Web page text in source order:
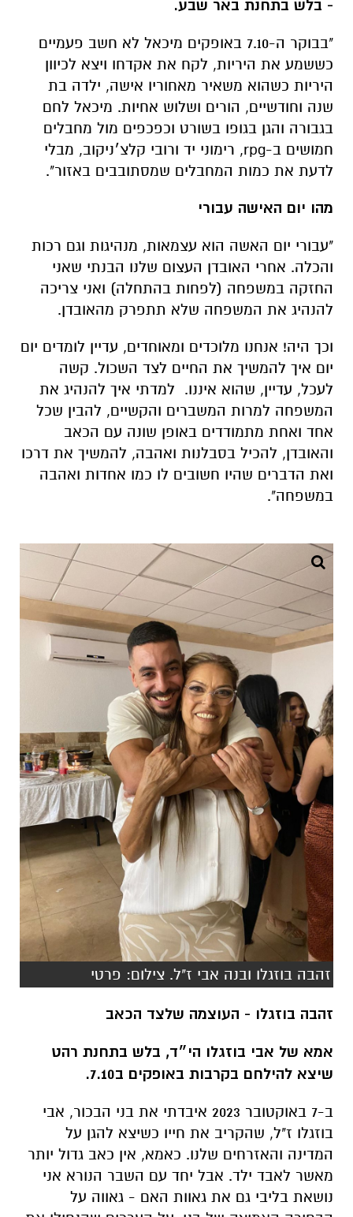
היריות כשהוא משאיר מאחוריו אישה, ילדה בת
בגבורה והגן בגופו בשורט וכפכפים מול מחבלים
חמושים ב-rpg, רימוני יד ורובי קלצ׳ניקוב, מבלי
לדעת את כמות המחבלים שמסתובבים באזור".
מהו יום האישה עבורי
"עבורי יום האשה הוא עצמאות, מנהיגות וגם רכות
החזקה במשפחה (לפחות בהתחלה) ואני צריכה
וכך היה! אנחנו מלוכדים ומאוחדים, עדיין לומדים יום
יום איך להמשיך את החיים לצד השכול. קשה
לעכל, עדיין, שהוא איננו. למדתי איך להנהיג את
אחד ואחת מתמודדים באופן שונה עם הכאב
והאובדן, להכיל בסבלנות ואהבה, להמשיך את דרכו
ואת הדברים שהיו חשובים לו כמו אחדות ואהבה
במשפחה".
זהבה בוזגלו ובנה אבי ז"ל. צילום: פרטי
זהבה בוזגלו - העוצמה שלצד הכאב
אמא של אבי בוזגלו הי״ד, בלש בתחנת רהט
בוזגלו ז"ל, שהקריב את חייו כשיצא להגן על
המדינה והאזרחים שלנו. כאמא, אין כאב גדול יותר
נושאת בליבי גם את גאוות האם - גאווה על
הבחירה האמיצה של בני, על הערכים שהנחילו את
דרכו, ועל המורשת שהשאיר אחריו".
מהו יום האישה עבורי